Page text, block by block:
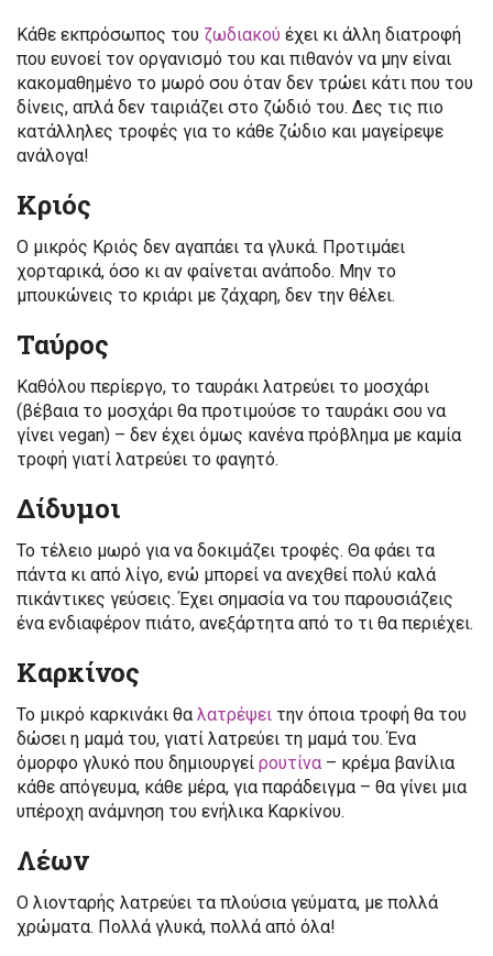
Κάθε εκπρόσωπος του ζωδιακού έχει κι άλλη διατροφή
που ευνοεί τον οργανισμό του και πιθανόν να μην είναι
κακομαθημένο το μωρό σου όταν δεν τρώει κάτι που του
δίνεις, απλά δεν ταιριάζει στο ζώδιό του. Δες τις πιο
κατάλληλες τροφές για το κάθε ζώδιο και μαγείρεψε
ανάλογα!
Κριός
Ο μικρός Κριός δεν αγαπάει τα γλυκά. Προτιμάει
χορταρικά, όσο κι αν φαίνεται ανάποδο. Μην το
μπουκώνεις το κριάρι με ζάχαρη, δεν την θέλει.
Ταύρος
Καθόλου περίεργο, το ταυράκι λατρεύει το μοσχάρι
(βέβαια το μοσχάρι θα προτιμούσε το ταυράκι σου να
γίνει vegan) – δεν έχει όμως κανένα πρόβλημα με καμία
τροφή γιατί λατρεύει το φαγητό.
Δίδυμοι
Το τέλειο μωρό για να δοκιμάζει τροφές. Θα φάει τα
πάντα κι από λίγο, ενώ μπορεί να ανεχθεί πολύ καλά
πικάντικες γεύσεις. Έχει σημασία να του παρουσιάζεις
ένα ενδιαφέρον πιάτο, ανεξάρτητα από το τι θα περιέχει.
Καρκίνος
Το μικρό καρκινάκι θα λατρέψει την όποια τροφή θα του
δώσει η μαμά του, γιατί λατρεύει τη μαμά του. Ένα
όμορφο γλυκό που δημιουργεί ρουτίνα – κρέμα βανίλια
κάθε απόγευμα, κάθε μέρα, για παράδειγμα – θα γίνει μια
υπέροχη ανάμνηση του ενήλικα Καρκίνου.
Λέων
Ο λιονταρής λατρεύει τα πλούσια γεύματα, με πολλά
χρώματα. Πολλά γλυκά, πολλά από όλα!